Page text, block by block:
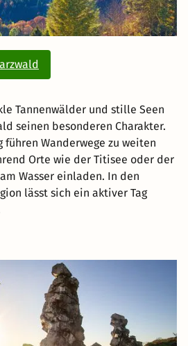
Tannenwälder und stille Seen
seinen besonderen Charakter.
führen Wanderwege zu weiten
Orte wie der Titisee oder der
Wasser einladen. In den
lässt sich ein aktiver Tag